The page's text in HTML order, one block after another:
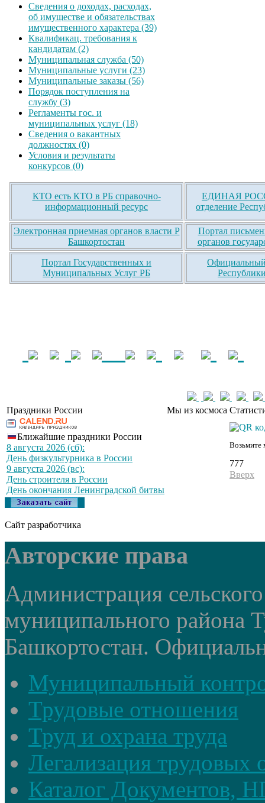
Сведения о доходах, расходах,
об имуществе и обязательствах
имущественного характера (39)
Квалификац. требования к
кандидатам (2)
Муниципальная служба (50)
Муниципальные услуги (23)
Муниципальные заказы (56)
Порядок поступления на
службу (3)
Регламенты гос. и
муниципальных услуг (18)
Сведения о вакантных
должностях (0)
Условия и результаты
конкурсов (0)
КТО есть КТО в РБ справочно-
информационный ресурс
ЕДИНАЯ
отделение
Электронная приемная органов власти Р
Башкортостан
Портал
органов
Портал Государственных и
Муниципальных Услуг РБ
Официальный
Праздники России Мы из космоса
Ближайшие праздники России
8 августа 2026 (сб):
День физкультурника в России
9 августа 2026 (вс):
День строителя в России
День окончания Ленинградской битвы
Возьмите
777
Вверх
Сайт разработчика
Авторские права
Администрация
муниципального района
Башкортостан.
Муниципальный
Трудовые отношения
Труд и охрана труда
Легализация трудовых
Каталог Документов,